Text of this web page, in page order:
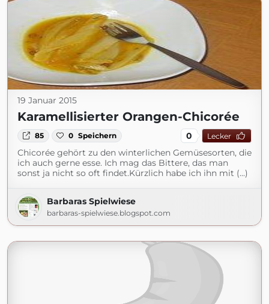
19 Januar 2015
Karamellisierter Orangen-Chicorée
85 0 Speichern 0 Lecker
Chicorée gehört zu den winterlichen Gemüsesorten, die
ich auch gerne esse. Ich mag das Bittere, das man
sonst ja nicht so oft findet.Kürzlich habe ich ihn mit (...)
Barbaras Spielwiese
barbaras-spielwiese.blogspot.com